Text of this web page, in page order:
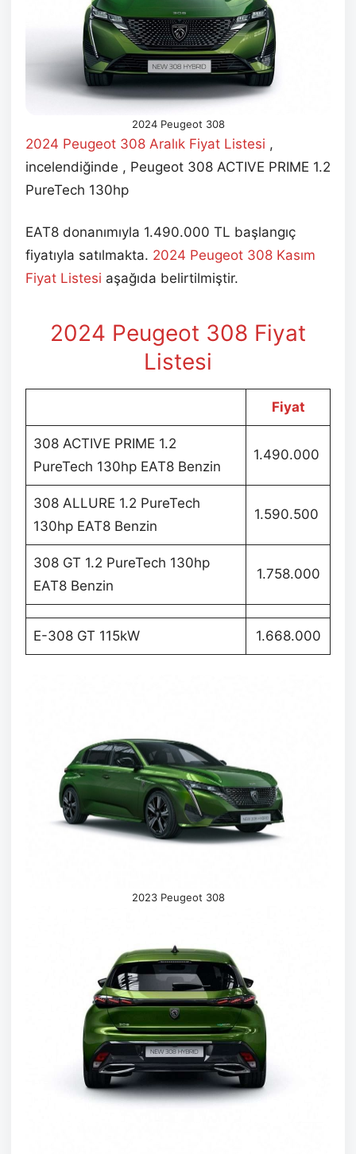
2024 Peugeot 308
2024 Peugeot 308 Aralık Fiyat Listesi ,
incelendiğinde , Peugeot 308 ACTIVE PRIME 1.2
PureTech 130hp
EAT8 donanımıyla 1.490.000 TL başlangıç
fiyatıyla satılmakta. 2024 Peugeot 308 Kasım
Fiyat Listesi aşağıda belirtilmiştir.
2024 Peugeot 308 Fiyat
Listesi
Fiyat
308 ACTIVE PRIME 1.2
PureTech 130hp EAT8 Benzin
1.490.000
308 ALLURE 1.2 PureTech
130hp EAT8 Benzin
1.590.500
308 GT 1.2 PureTech 130hp
EAT8 Benzin
1.758.000
E-308 GT 115kW 1.668.000
2023 Peugeot 308